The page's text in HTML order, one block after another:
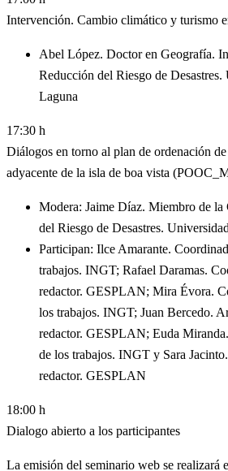
Intervención. Cambio climático y turismo
Abel López. Doctor en Geografía.
Reducción del Riesgo de
Laguna
17:30 h
Diálogos en torno al plan de ordenación
adyacente de la isla de boa vista
Modera: Jaime Díaz. Miembro de la
del Riesgo de Desastres.
Participan: Ilce Amarante.
trabajos. INGT; Rafael Daramas.
redactor. GESPLAN; Mira Évora.
los trabajos. INGT; Juan Bercedo.
redactor. GESPLAN; Euda
de los trabajos. INGT y Sara
redactor. GESPLAN
18:00 h
Dialogo abierto a los participantes
La emisión del seminario web se realizará